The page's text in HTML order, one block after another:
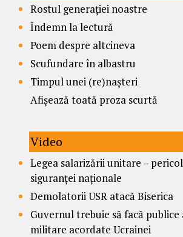
Rostul generației noastre
Îndemn la lectură
Poem despre altcineva
Scufundare în albastru
Timpul unei (re)nașteri
Afișează toată proza scurtă
Video
Legea salarizării unitare –
siguranței naționale
Demolatorii USR atacă Biserica
Guvernul trebuie să facă
militare acordate Ucrainei